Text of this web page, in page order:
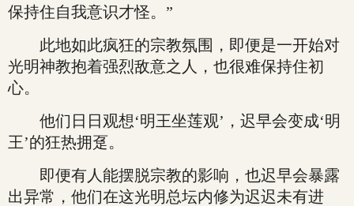
保持住自我意识才怪。”
此地如此疯狂的宗教氛围，即便是一开始对
光明神教抱着强烈敌意之人，也很难保持住初
心。
他们日日观想‘明王坐莲观’，迟早会变成‘明
王’的狂热拥趸。
即便有人能摆脱宗教的影响，也迟早会暴露
出异常，他们在这光明总坛内修为迟迟未有进